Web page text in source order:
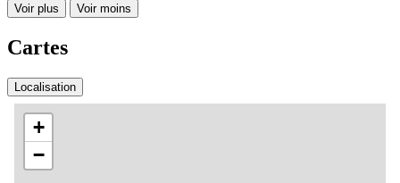
Voir plus Voir moins
Cartes
Localisation